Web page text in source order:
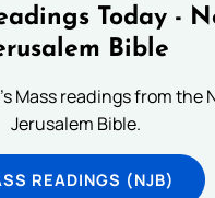
Today -
Bible
Mass readings from the
Jerusalem Bible.
READINGS (NJB)